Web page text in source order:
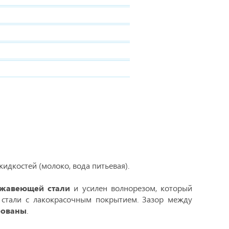
(молоко, вода питьевая).
стали и усилен волнорезом, который
с лакокрасочным покрытием. Зазор между